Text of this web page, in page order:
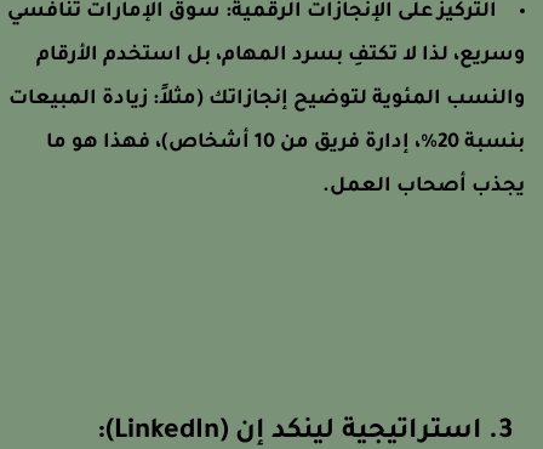
التركيز على الإنجازات الرقمية: سوق الإمارات تنافسي
لذا لا تكتفِ بسرد المهام، بل استخدم الأرقام
المئوية لتوضيح إنجازاتك (مثلاً: زيادة المبيعات
بنسبة 20%، إدارة فريق من 10 أشخاص)، فهذا هو ما
أصحاب العمل.
3. استراتيجية لينكد إن (LinkedIn):